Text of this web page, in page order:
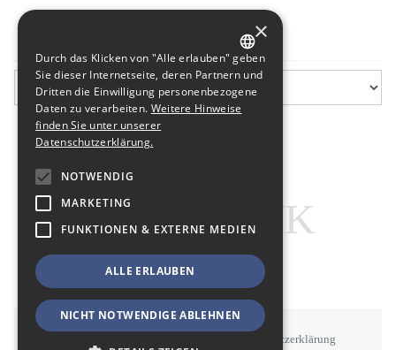
Datenschutzerklärung
GERMAN
ENGLISH
×
Durch das Klicken von "Alle erlauben" geben
Sie dieser Internetseite, deren Partnern und
Dritten die Einwilligung personenbezogene
Daten zu verarbeiten. Weitere Hinweise
finden Sie unter unserer
Datenschutzerklärung.
NOTWENDIG
MARKETING
FUNKTIONEN & EXTERNE MEDIEN
ALLE ERLAUBEN
NICHT NOTWENDIGE ABLEHNEN